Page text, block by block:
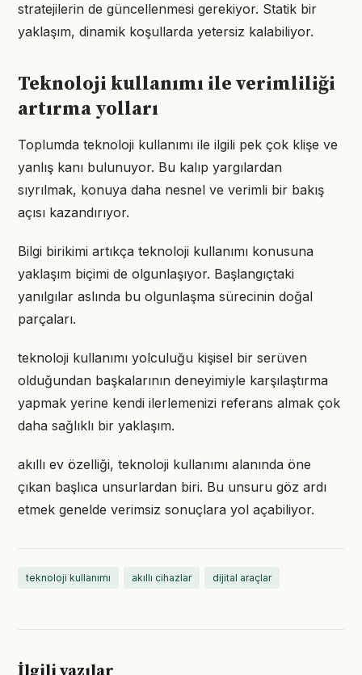
stratejilerin de güncellenmesi gerekiyor. Statik bir
yaklaşım, dinamik koşullarda yetersiz kalabiliyor.
Teknoloji kullanımı ile verimliliği
artırma yolları
Toplumda teknoloji kullanımı ile ilgili pek çok klişe ve
yanlış kanı bulunuyor. Bu kalıp yargılardan
sıyrılmak, konuya daha nesnel ve verimli bir bakış
açısı kazandırıyor.
Bilgi birikimi artıkça teknoloji kullanımı konusuna
yaklaşım biçimi de olgunlaşıyor. Başlangıçtaki
yanılgılar aslında bu olgunlaşma sürecinin doğal
parçaları.
teknoloji kullanımı yolculuğu kişisel bir serüven
olduğundan başkalarının deneyimiyle karşılaştırma
yapmak yerine kendi ilerlemenizi referans almak çok
daha sağlıklı bir yaklaşım.
akıllı ev özelliği, teknoloji kullanımı alanında öne
çıkan başlıca unsurlardan biri. Bu unsuru göz ardı
etmek genelde verimsiz sonuçlara yol açabiliyor.
teknoloji kullanımı akıllı cihazlar dijital araçlar